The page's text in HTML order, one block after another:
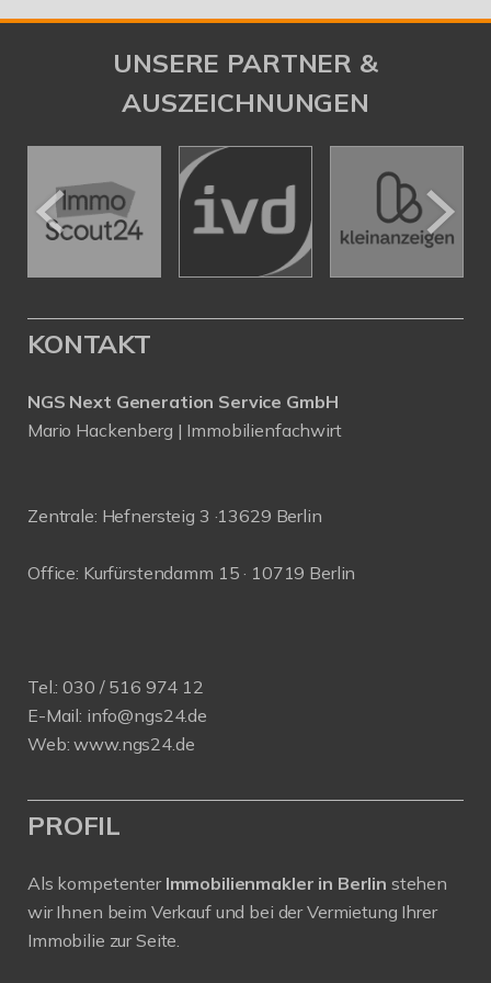
UNSERE PARTNER &
AUSZEICHNUNGEN
KONTAKT
NGS Next Generation Service GmbH
Mario Hackenberg | Immobilienfachwirt
Zentrale: Hefnersteig 3 ·13629 Berlin
Office: Kurfürstendamm 15 · 10719 Berlin
Tel.:030 / 516 974 12
E-Mail: info@ngs24.de
Web:www.ngs24.de
PROFIL
Als kompetenter Immobilienmakler in Berlin stehen
wir Ihnen beim Verkauf und bei der Vermietung Ihrer
Immobilie zur Seite.